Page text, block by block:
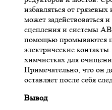
избавляться от
может задействоваться
сцепления и системы
помощью промываются
электрические
химчистках для
Примечательно, что он
оставляет после себя
Вывод